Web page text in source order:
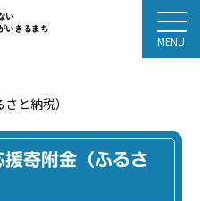
い
いきるまち
と納税）
寄附金（ふるさ